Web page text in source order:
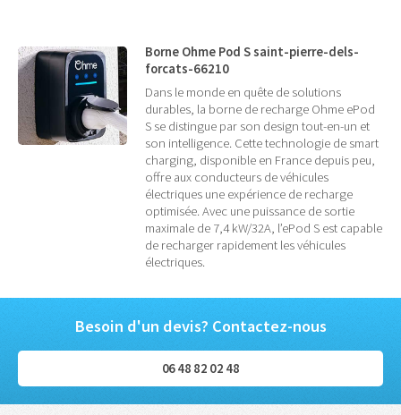
Borne Ohme Pod S saint-pierre-dels-
forcats-66210
Dans le monde en quête de solutions
durables, la borne de recharge Ohme ePod
S se distingue par son design tout-en-un et
son intelligence. Cette technologie de smart
charging, disponible en France depuis peu,
offre aux conducteurs de véhicules
électriques une expérience de recharge
optimisée. Avec une puissance de sortie
maximale de 7,4 kW/32A, l’ePod S est capable
de recharger rapidement les véhicules
électriques.
Besoin d'un devis? Contactez-nous
06 48 82 02 48